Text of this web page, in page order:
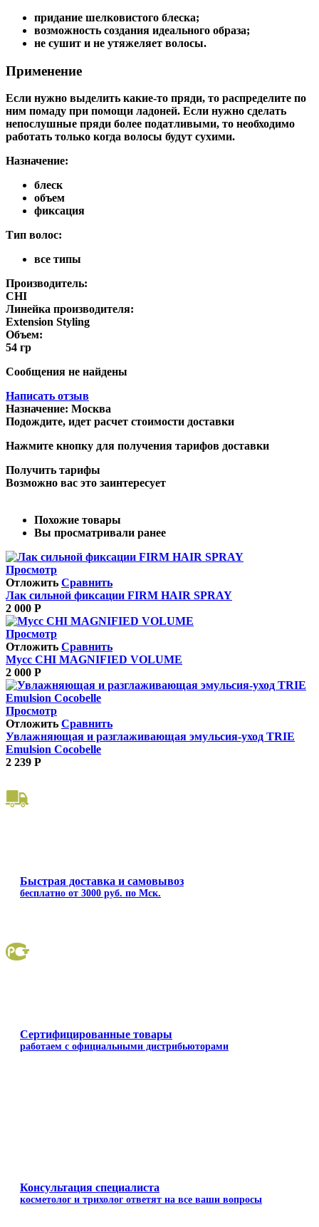
придание шелковистого блеска;
возможность создания идеального образа;
не сушит и не утяжеляет волосы.
Применение
Если нужно выделить какие-то пряди, то распределите по
ним помаду при помощи ладоней. Если нужно сделать
непослушные пряди более податливыми, то необходимо
работать только когда волосы будут сухими.
Назначение:
блеск
объем
фиксация
Тип волос:
все типы
Производитель:
CHI
Линейка производителя:
Extension Styling
Объем:
54 гр
Сообщения не найдены
Написать отзыв
Назначение: Москва
Подождите, идет расчет стоимости доставки
Нажмите кнопку для получения тарифов доставки
Получить тарифы
Возможно вас это заинтересует
Похожие товары
Вы просматривали ранее
Просмотр
Отложить Сравнить
Лак сильной фиксации FIRM HAIR SPRAY
2 000 Р
Просмотр
Отложить Сравнить
Мусс CHI MAGNIFIED VOLUME
2 000 Р
Просмотр
Отложить Сравнить
Увлажняющая и разглаживающая эмульсия-уход TRIE
Emulsion Cocobelle
2 239 Р
Быстрая доставка и самовывоз
бесплатно от 3000 руб. по Мск.
Сертифицированные товары
работаем с официальными дистрибьюторами
Консультация специалиста
косметолог и трихолог ответят на все ваши вопросы